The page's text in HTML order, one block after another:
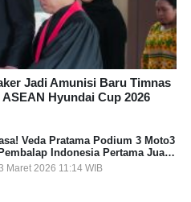
Jadi Amunisi Baru Timnas
Hyundai Cup 2026
Veda Pratama Podium 3 Moto3
Indonesia Pertama Juara
Maret 2026 11:14 WIB